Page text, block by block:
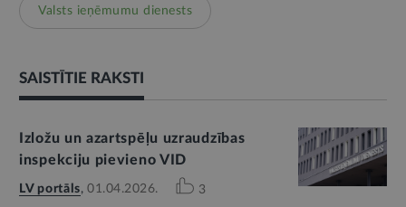
Valsts ieņēmumu dienests
SAISTĪTIE RAKSTI
Izložu un azartspēļu uzraudzības
inspekciju pievieno VID
LV portāls, 01.04.2026. 3